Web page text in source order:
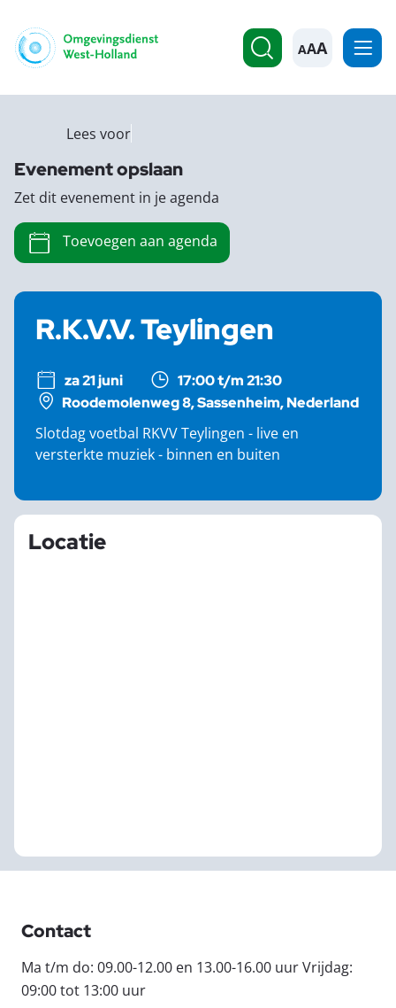
A
R.K.V.V. Teylingen
za 21 juni
17:00 t/m 21:30
Roodemolenweg 8, Sassenheim, Nederland
Slotdag voetbal RKVV Teylingen - live en
versterkte muziek - binnen en buiten
Locatie
Lees voor
Evenement opslaan
Zet dit evenement in je agenda
Toevoegen aan agenda
Contact
Ma t/m do: 09.00-12.00 en 13.00-16.00 uur Vrijdag:
09:00 tot 13:00 uur